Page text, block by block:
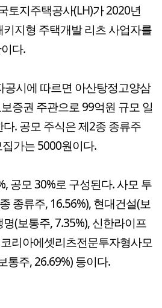
토지주택공사(LH)가 2020년
키지형 주택개발 리츠 사업자를
다.
공시에 따르면 아산탕정고양삼
증권 주관으로 99억원 규모 일
. 공모 주식은 제2종 종류주
가는 5000원이다.
공모 30%로 구성된다. 사모 투
종류주, 16.56%), 현대건설(보
(보통주, 7.35%), 신한라이프
리아에셋리츠전문투자형사모
통주, 26.69%) 등이다.